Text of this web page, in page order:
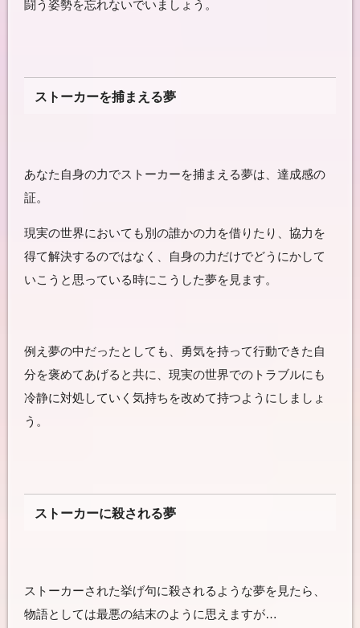
闘う姿勢を忘れないでいましょう。
ストーカーを捕まえる夢
あなた自身の力でストーカーを捕まえる夢は、達成感の
証。
現実の世界においても別の誰かの力を借りたり、協力を
得て解決するのではなく、自身の力だけでどうにかして
いこうと思っている時にこうした夢を見ます。
例え夢の中だったとしても、勇気を持って行動できた自
分を褒めてあげると共に、現実の世界でのトラブルにも
冷静に対処していく気持ちを改めて持つようにしましょ
う。
ストーカーに殺される夢
ストーカーされた挙げ句に殺されるような夢を見たら、
物語としては最悪の結末のように思えますが…